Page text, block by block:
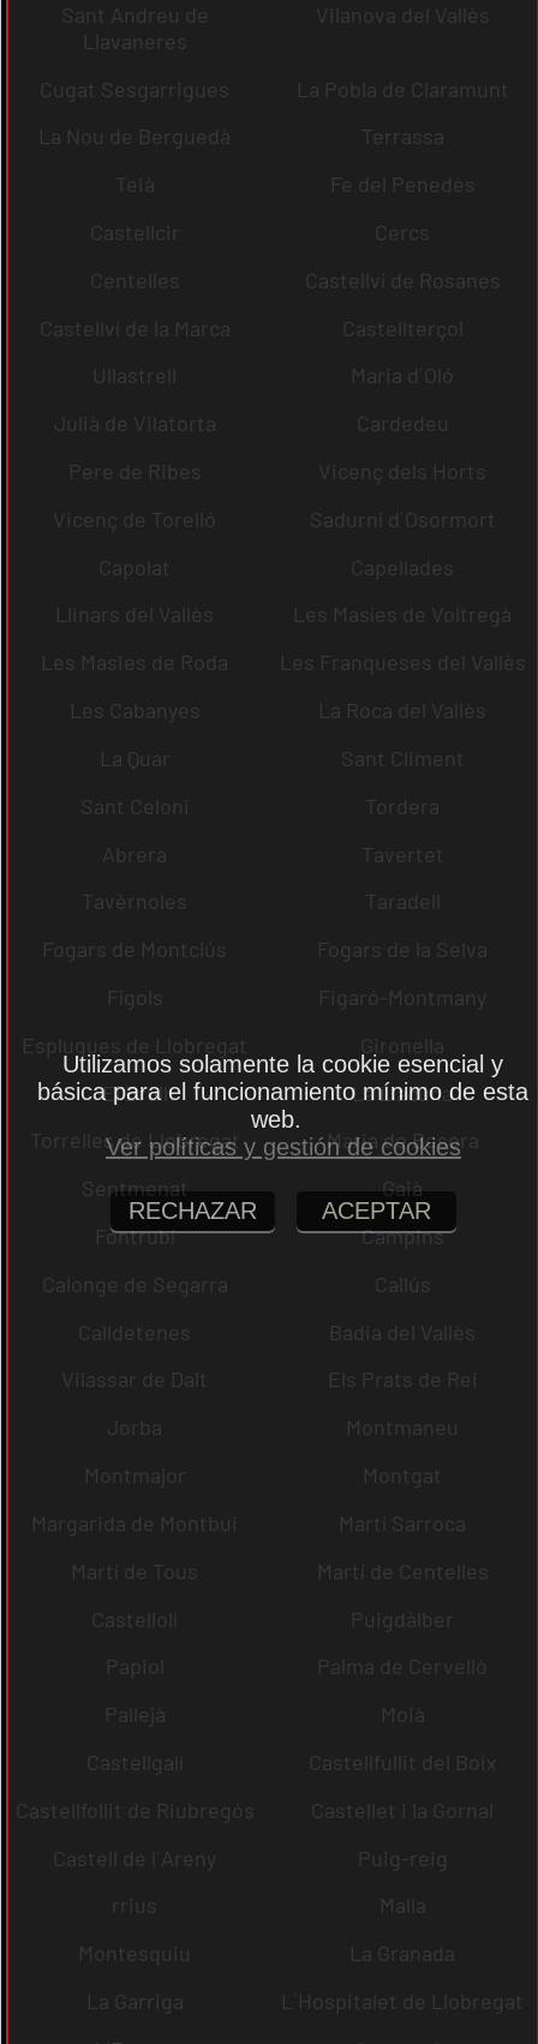
Sant Andreu de
Llavaneres
Vilanova del Vallès
Cugat Sesgarrigues
La Pobla de Claramunt
La Nou de Berguedà
Terrassa
Teià
Fe del Penedès
Castellcir
Cercs
Centelles
Castellví de Rosanes
Castellví de la Marca
Castellterçol
Ullastrell
Maria d´Oló
Julià de Vilatorta
Cardedeu
Pere de Ribes
Vicenç dels Horts
Vicenç de Torelló
Sadurní d´Osormort
Capolat
Capellades
Llinars del Vallès
Les Masíes de Voltregà
Les Masies de Roda
Les Franqueses del Vallès
Les Cabanyes
La Roca del Vallès
La Quar
Sant Climent
Sant Celoni
Tordera
Abrera
Tavertet
Tavèrnoles
Taradell
Fogars de Montclús
Fogars de la Selva
Fígols
Figaró-Montmany
Esplugues de Llobregat
Gironella
El Brull
La Llacuna
Torrelles de Llobregat
Maria de Besora
Sentmenat
Gaià
Fontrubí
Campins
Calonge de Segarra
Callús
Calldetenes
Badia del Vallès
Vilassar de Dalt
Els Prats de Rei
Jorba
Montmaneu
Montmajor
Montgat
Margarida de Montbui
Martí Sarroca
Martí de Tous
Martí de Centelles
Castellolí
Puigdàlber
Papiol
Palma de Cervelló
Pallejà
Moià
Castellgalí
Castellfullit del Boix
Castellfollit de Riubregós
Castellet i la Gornal
Castell de l´Areny
Puig-reig
rrius
Malla
Montesquiu
La Granada
La Garriga
L´Hospitalet de Llobregat
Utilizamos solamente la cookie esencial y
básica para el funcionamiento mínimo de esta
web.
Ver políticas y gestión de cookies
RECHAZAR ACEPTAR